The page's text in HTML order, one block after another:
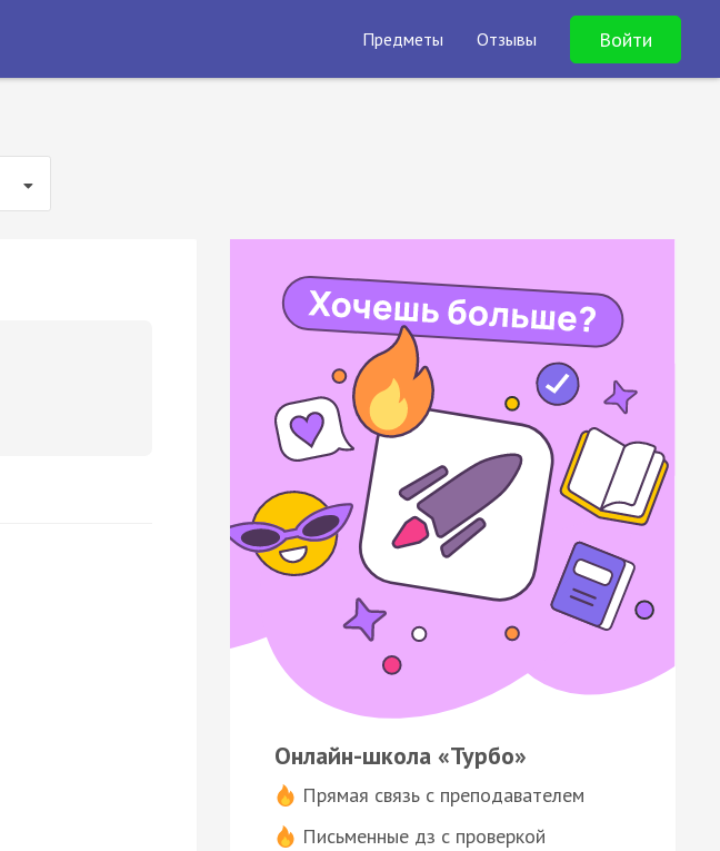
Предметы Отзывы Войти
Онлайн-школа «Турбо»
Прямая связь с преподавателем
Письменные дз с проверкой